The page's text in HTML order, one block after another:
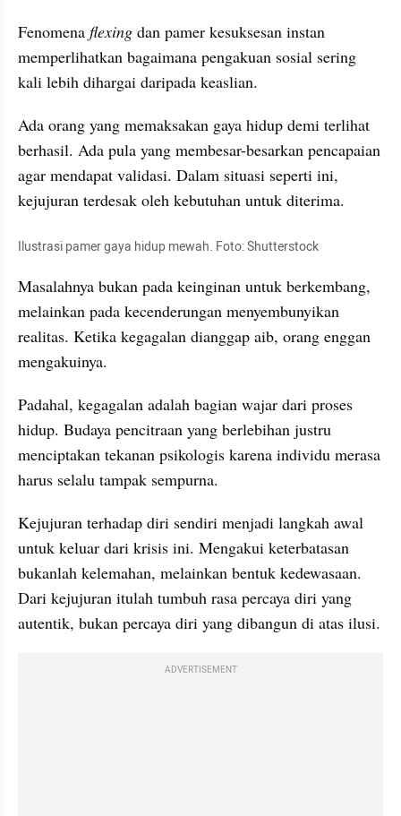
Fenomena flexing dan pamer kesuksesan instan
memperlihatkan bagaimana pengakuan sosial sering
kali lebih dihargai daripada keaslian.
Ada orang yang memaksakan gaya hidup demi terlihat
berhasil. Ada pula yang membesar-besarkan pencapaian
agar mendapat validasi. Dalam situasi seperti ini,
kejujuran terdesak oleh kebutuhan untuk diterima.
Ilustrasi pamer gaya hidup mewah. Foto: Shutterstock
Masalahnya bukan pada keinginan untuk berkembang,
melainkan pada kecenderungan menyembunyikan
realitas. Ketika kegagalan dianggap aib, orang enggan
mengakuinya.
Padahal, kegagalan adalah bagian wajar dari proses
hidup. Budaya pencitraan yang berlebihan justru
menciptakan tekanan psikologis karena individu merasa
harus selalu tampak sempurna.
Kejujuran terhadap diri sendiri menjadi langkah awal
untuk keluar dari krisis ini. Mengakui keterbatasan
bukanlah kelemahan, melainkan bentuk kedewasaan.
Dari kejujuran itulah tumbuh rasa percaya diri yang
autentik, bukan percaya diri yang dibangun di atas ilusi.
ADVERTISEMENT